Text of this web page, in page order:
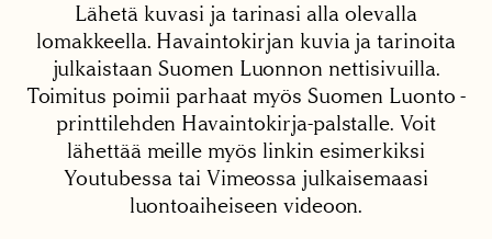
Lähetä kuvasi ja tarinasi alla olevalla
lomakkeella. Havaintokirjan kuvia ja tarinoita
julkaistaan Suomen Luonnon nettisivuilla.
Toimitus poimii parhaat myös Suomen Luonto -
printtilehden Havaintokirja-palstalle. Voit
lähettää meille myös linkin esimerkiksi
Youtubessa tai Vimeossa julkaisemaasi
luontoaiheiseen videoon.